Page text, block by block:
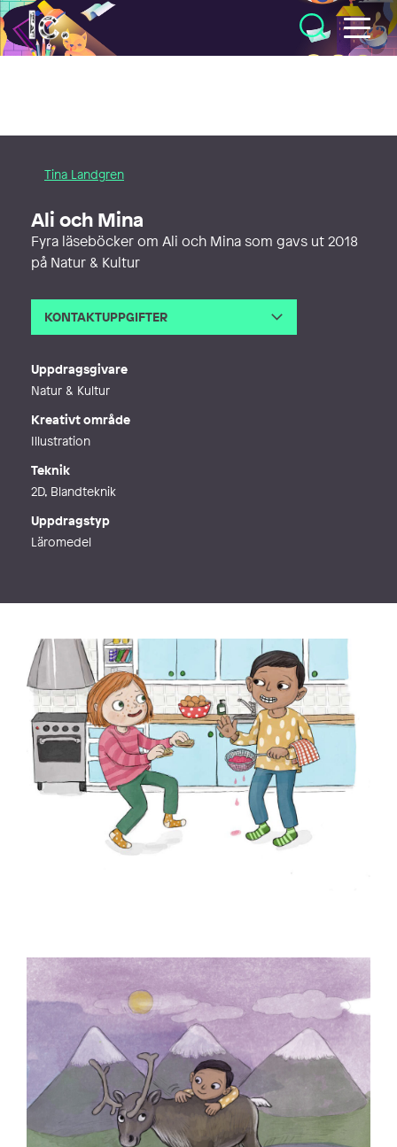
Illustratörcentrum
Tina Landgren
Ali och Mina
Fyra läseböcker om Ali och Mina som gavs ut 2018
på Natur & Kultur
KONTAKTUPPGIFTER
Uppdragsgivare
Natur & Kultur
Kreativt område
Illustration
Teknik
2D, Blandteknik
Uppdragstyp
Läromedel